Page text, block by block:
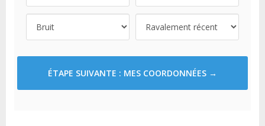
ÉTAPE SUIVANTE : MES COORDONNÉES →